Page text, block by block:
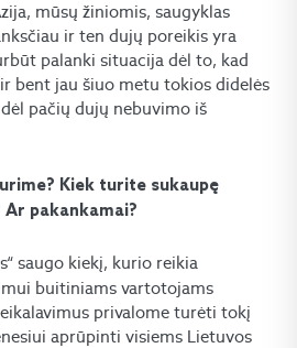
mūsų žiniomis, saugyklas
ir ten dujų poreikis yra
palanki situacija dėl to, kad
bent jau šiuo metu tokios didelės
pačių dujų nebuvimo iš
Kiek turite sukaupę
pakankamai?
saugo kiekį, kurio reikia
buitiniams vartotojams
privalome turėti tokį
aprūpinti visiems Lietuvos